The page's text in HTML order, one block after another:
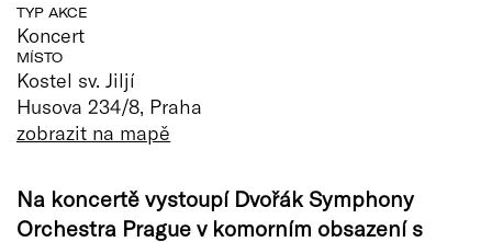
TYP AKCE
Koncert
MÍSTO
Kostel sv. Jiljí
Husova 234/8, Praha
zobrazit na mapě
Na koncertě vystoupí Dvořák Symphony
Orchestra Prague v komorním obsazení s